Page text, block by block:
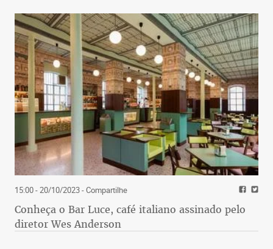
15:00 - 20/10/2023- Compartilhe
Conheça o Bar Luce, café italiano assinado pelo
diretor Wes Anderson